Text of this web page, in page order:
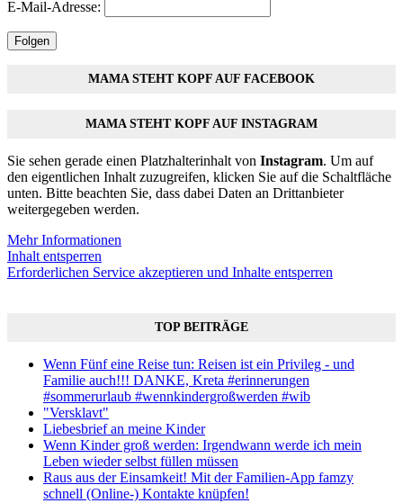
E-Mail-Adresse:
Folgen
MAMA STEHT KOPF AUF FACEBOOK
MAMA STEHT KOPF AUF INSTAGRAM
Sie sehen gerade einen Platzhalterinhalt von Instagram. Um auf
den eigentlichen Inhalt zuzugreifen, klicken Sie auf die Schaltfläche
unten. Bitte beachten Sie, dass dabei Daten an Drittanbieter
weitergegeben werden.
Mehr Informationen
Inhalt entsperren
Erforderlichen Service akzeptieren und Inhalte entsperren
TOP BEITRÄGE
Wenn Fünf eine Reise tun: Reisen ist ein Privileg - und
Familie auch!!! DANKE, Kreta #erinnerungen
#sommerurlaub #wennkindergroßwerden #wib
"Versklavt"
Liebesbrief an meine Kinder
Wenn Kinder groß werden: Irgendwann werde ich mein
Leben wieder selbst füllen müssen
Raus aus der Einsamkeit! Mit der Familien-App famzy
schnell (Online-) Kontakte knüpfen!